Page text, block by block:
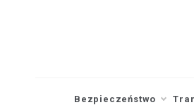
Bezpieczeństwo